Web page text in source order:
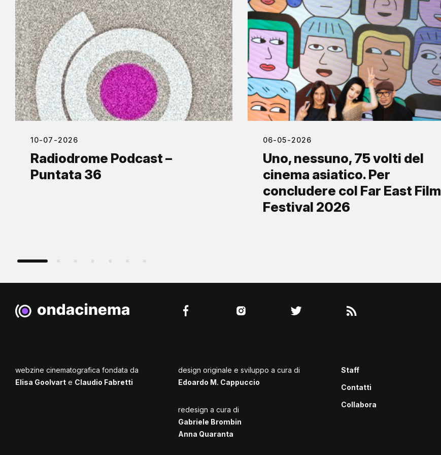
10-07-2026
Radiodrome Podcast –
Puntata 36
06-05-2026
Uno, nessuno, 75 volti del
cinema asiatico. Per
concludere col Far East Film
Festival 2026
webzine cinematografica fondata da
Elisa Goolvart e Claudio Fabretti
design originale e sviluppo a cura di
Edoardo M. Cappuccio
redesign a cura di
Gabriele Brombin
Anna Quaranta
Staff
Contatti
Collabora